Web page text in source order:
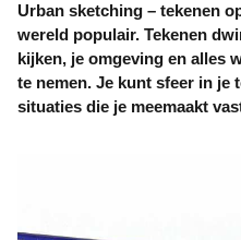
Urban sketching – tekenen op locatie – is over de hele
wereld populair. Tekenen
kijken, je omgeving en alles
te nemen. Je kunt sfeer in je
situaties die je meemaakt